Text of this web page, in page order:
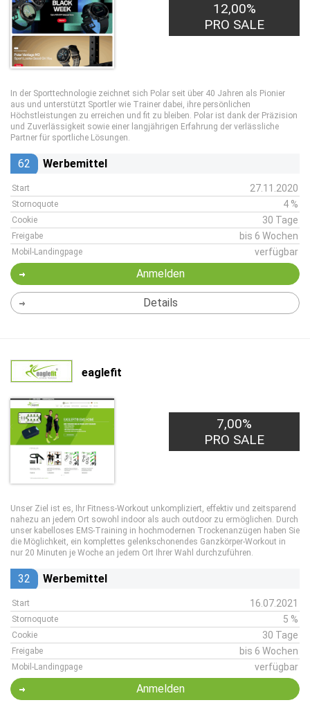
12,00%
PRO SALE
In der Sporttechnologie zeichnet sich Polar seit über 40 Jahren als Pionier
aus und unterstützt Sportler wie Trainer dabei, ihre persönlichen
Höchstleistungen zu erreichen und fit zu bleiben. Polar ist dank der Präzision
und Zuverlässigkeit sowie einer langjährigen Erfahrung der verlässliche
Partner für sportliche Lösungen.
62 Werbemittel
Start 27.11.2020
Stornoquote 4 %
Cookie 30 Tage
Freigabe bis 6 Wochen
Mobil-Landingpage verfügbar
Anmelden
Details
eaglefit
7,00%
PRO SALE
Unser Ziel ist es, Ihr Fitness-Workout unkompliziert, effektiv und zeitsparend
nahezu an jedem Ort sowohl indoor als auch outdoor zu ermöglichen. Durch
unser kabelloses EMS-Training in hochmodernen Trockenanzügen haben Sie
die Möglichkeit, ein komplettes gelenkschonendes Ganzkörper-Workout in
nur 20 Minuten je Woche an jedem Ort Ihrer Wahl durchzuführen.
32 Werbemittel
Start 16.07.2021
Stornoquote 5 %
Cookie 30 Tage
Freigabe bis 6 Wochen
Mobil-Landingpage verfügbar
Anmelden